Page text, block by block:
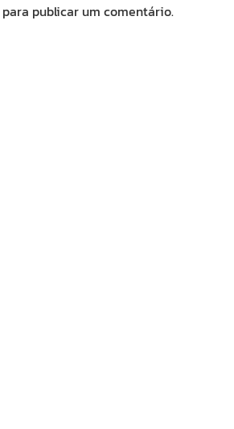
para publicar um comentário.